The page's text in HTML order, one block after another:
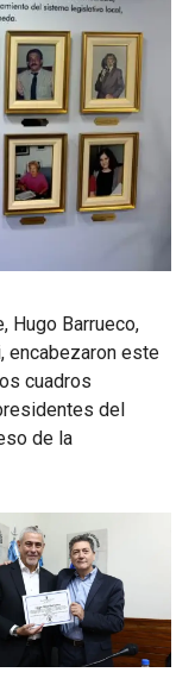
Hugo Barrueco,
encabezaron este
cuadros
del
de la